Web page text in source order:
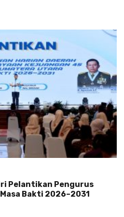
Pelantikan Pengurus
Bakti 2026–2031